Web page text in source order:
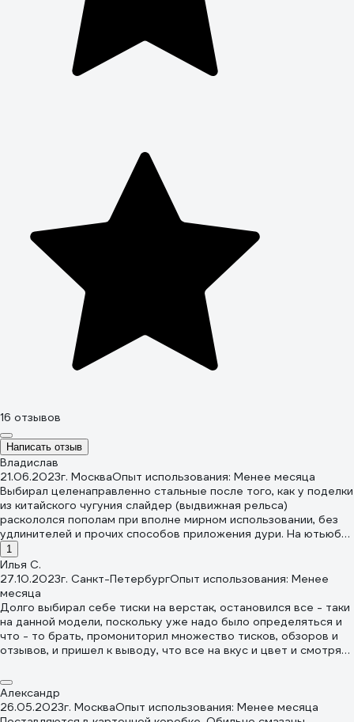
16 отзывов
Написать отзыв
Владислав
21.06.2023г. МоскваОпыт использования: Менее месяца
Выбирал целенаправленно стальные после того, как у поделки
из китайского чугуния слайдер (выдвижная рельса)
раскололся пополам при вполне мирном использовании, без
удлинителей и прочих способов приложения дури. На ютьюбе
полно роликов с аналогичными случаями. Пока ожидания
оправдываются. Эти лучше. Ход плавнее и легче, фиксация
поворота надежнее и сильнее, трубный зажим ровный и
реально зажимает, в целом как-то добротнее. Стальные,
опять же. Однако, профессионалы и перфекционисты,
вероятно, удовлетворения не получат. Даже наверняка не
получат. На мой субъективный взгляд - твердая четверка. Это
если за 5 принять условный Wilton, а за 1 - китайца из серого
одинаковой формой отливки ;)
1
Илья С.
27.10.2023г. Санкт-ПетербургОпыт использования: Менее
месяца
Долго выбирал себе тиски на верстак, остановился все - таки
на данной модели, поскольку уже надо было определяться и
что - то брать, промониторил множество тисков, обзоров и
отзывов, и пришел к выводу, что все на вкус и цвет и смотря
сыромятина за 4 - 5 тыс., кого - то не устраивают
профессиональные слесарные тиски свыше 25 тыс., мне
нужно было что - то среднее, не совсем говн... и не
Александр
26.05.2023г. МоскваОпыт использования: Менее месяца